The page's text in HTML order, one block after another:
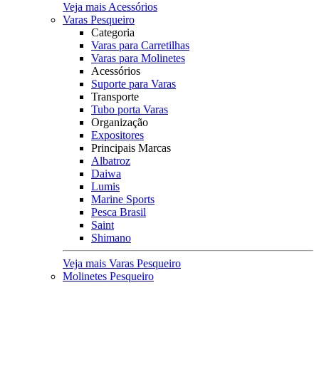
Veja mais Acessórios
Varas Pesqueiro
Categoria
Varas para Carretilhas
Varas para Molinetes
Acessórios
Suporte para Varas
Transporte
Tubo porta Varas
Organização
Expositores
Principais Marcas
Albatroz
Daiwa
Lumis
Marine Sports
Pesca Brasil
Saint
Shimano
Veja mais Varas Pesqueiro
Molinetes Pesqueiro